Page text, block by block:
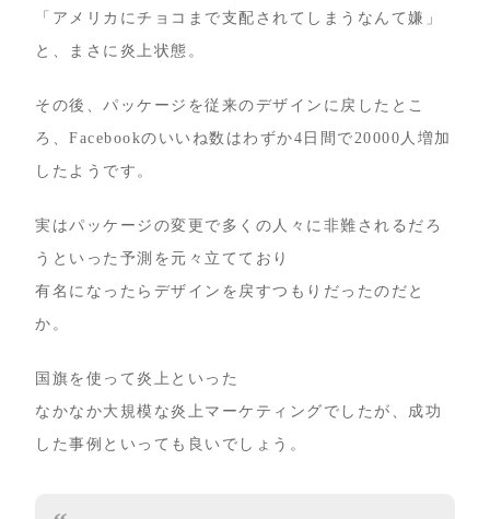
「アメリカにチョコまで支配されてしまうなんて嫌」
と、まさに炎上状態。
その後、パッケージを従来のデザインに戻したとこ
ろ、Facebookのいいね数はわずか4日間で20000人増加
したようです。
実はパッケージの変更で多くの人々に非難されるだろ
うといった予測を元々立てており
有名になったらデザインを戻すつもりだったのだと
か。
国旗を使って炎上といった
なかなか大規模な炎上マーケティングでしたが、成功
した事例といっても良いでしょう。